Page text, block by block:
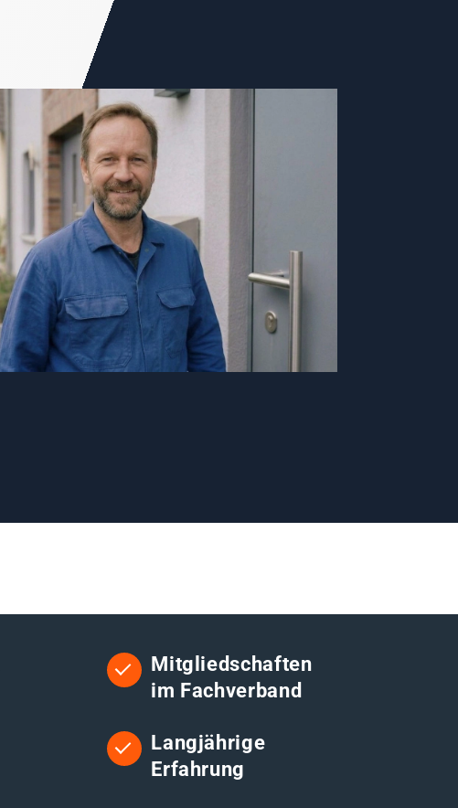
Mitgliedschaften
im Fachverband
Langjährige
Erfahrung